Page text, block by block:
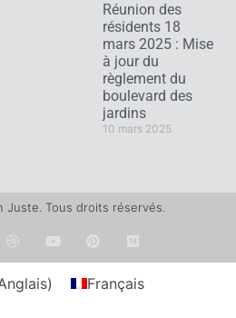
Réunion des
résidents 18
mars 2025 : Mise
à jour du
règlement du
boulevard des
jardins
10 mars 2025
Juste. Tous droits réservés.
) Français